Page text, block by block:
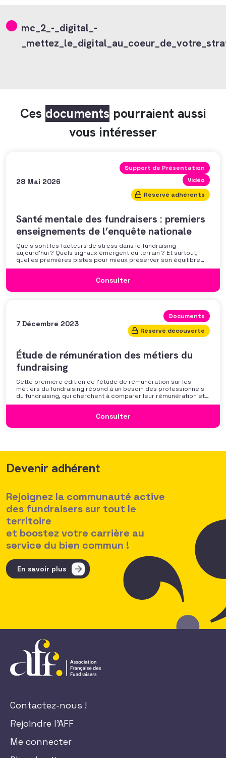
mc_2_-_digital_-
Ces documents pourraient aussi
vous intéresser
28 Mai 2026
Support de Présentation
Vidéo
Réservé adhérents
Santé mentale des fundraisers : premiers
enseignements de l’enquête nationale
Quels sont les facteurs de stress dans le fundraising
aujourd’hui ? Quels signaux émergent du terrain ? Et surtout,
quelles premières pistes pour mieux préserver son équilibre
professionnel ? L’AFF vous propose un webinaire pour découvrir
discussion autour des mécanismes
Consulter
7 Décembre 2023
Documents
Réservé découverte
Étude de rémunération des métiers du
fundraising
Cette première édition de l’étude de rémunération sur les
métiers du fundraising répond à un besoin des professionnels
du fundraising, qui cherchent à comparer leur rémunération et à
se positionner. Elle répond également à une préoccupation
des politiques salariales comme un enjeu majeur,
Consulter
Devenir adhérent
Rejoignez la communauté active
des fundraisers sur tout le
territoire
et boostez votre carrière au
service du bien commun !
En savoir plus
Contactez-nous !
Rejoindre l'AFF
Me connecter